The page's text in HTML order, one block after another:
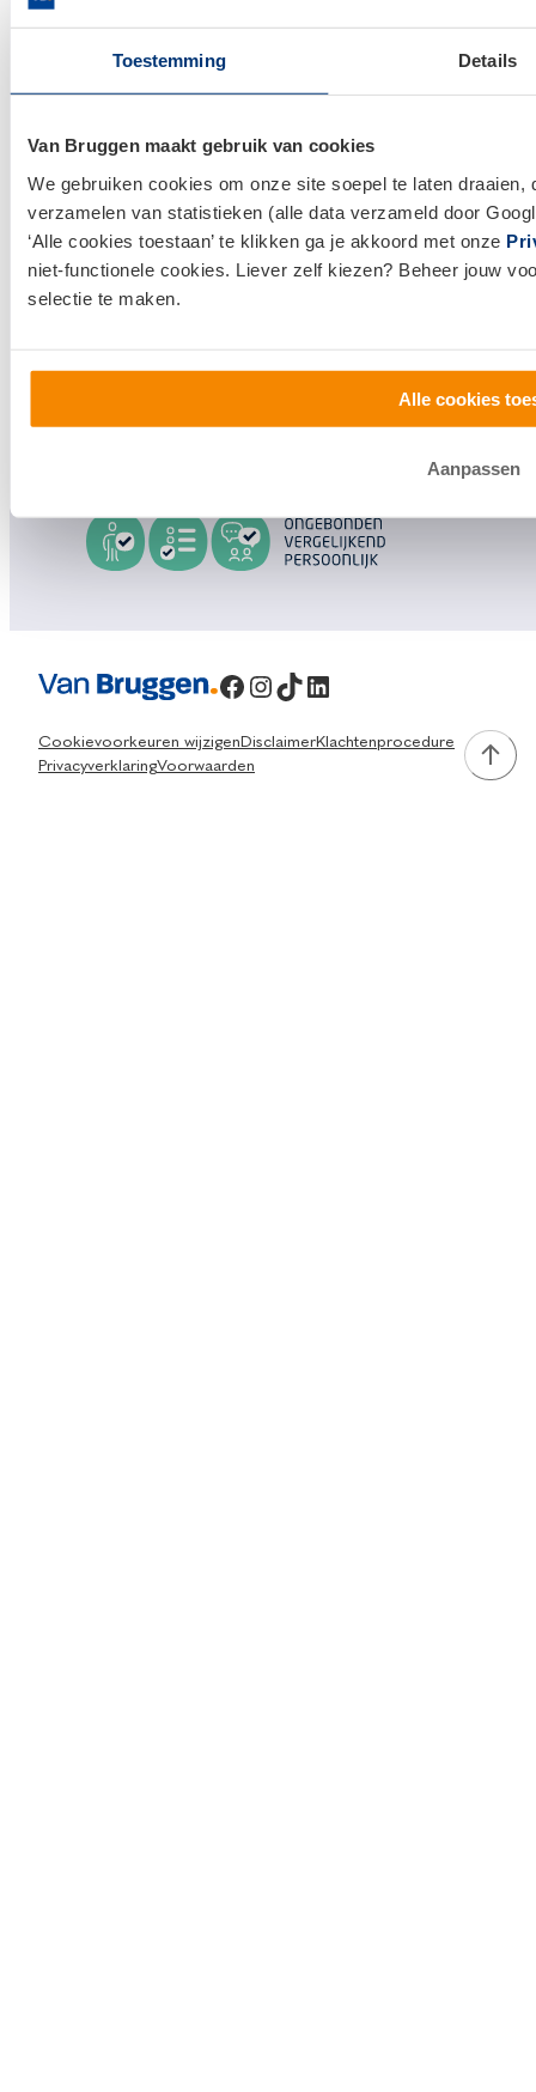
Toestemming Details
Van Bruggen maakt gebruik van cookies
We gebruiken cookies om onze site soepel te laten
verzamelen van statistieken (alle data verzameld door
‘Alle cookies toestaan’ te klikken ga je akkoord met onze
niet-functionele cookies. Liever zelf kiezen? Beheer jouw
selectie te maken.
Alle cookies
Aanpassen
Huis verkopen
Klantenservice en contact
Bezoek eenvestiging bij jou in de buurt, of neem
contact met ons op.
Facebook
Instagram
TikTok
LinkedIn
Cookievoorkeuren wijzigen DisclaimerKlachtenprocedure
PrivacyverklaringVoorwaarden